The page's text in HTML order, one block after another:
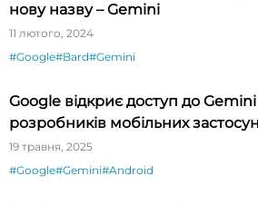
нову назву – Gemini
11 лютого, 2024
#Google#Bard#Gemini
Google відкриє доступ до
розробників мобільних
19 травня, 2025
#Google#Gemini#Android